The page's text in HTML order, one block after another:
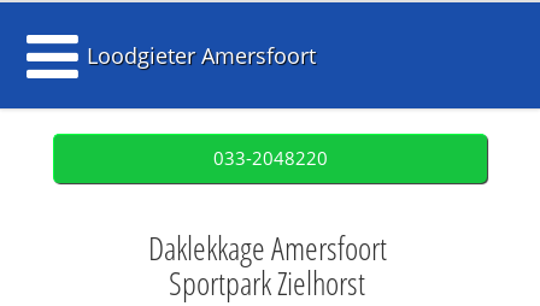
Loodgieter Amersfoort
033-2048220
Daklekkage Amersfoort
Sportpark Zielhorst